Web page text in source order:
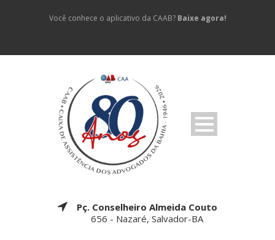
Você conhece o aplicativo da CAAB? Baixe agora!
Pç. Conselheiro Almeida Couto
656 - Nazaré, Salvador-BA